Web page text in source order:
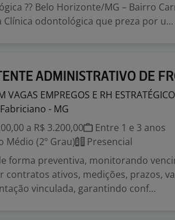
?? Belo Horizonte/MG – Bairro
Clínica odontológica que preza por u...
ADMINISTRATIVO DE
VAGAS EMPREGOS E RH
- MG
a R$ 3.200,00
Entre 1 e 3 anos
Médio (2º Grau)
Presencial
forma preventiva, monitorando
contratos ativos, medições, prazos,
vinculada, garantindo conf...